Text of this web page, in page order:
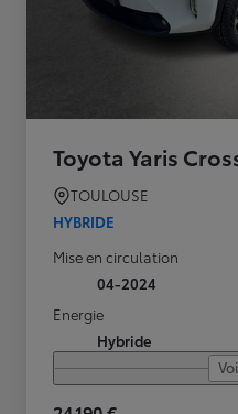
Toyota Yaris
TOULOUSE
HYBRIDE
Mise en circulation
04-2024
Energie
Hybride